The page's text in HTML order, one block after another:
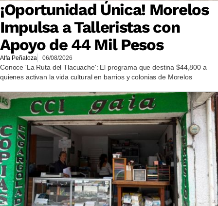
¡Oportunidad Única! Morelos
Impulsa a Talleristas con
Apoyo de 44 Mil Pesos
Alfa Peñaloza 06/08/2026
Conoce 'La Ruta del Tlacuache': El programa que destina $44,800 a
quienes activan la vida cultural en barrios y colonias de Morelos